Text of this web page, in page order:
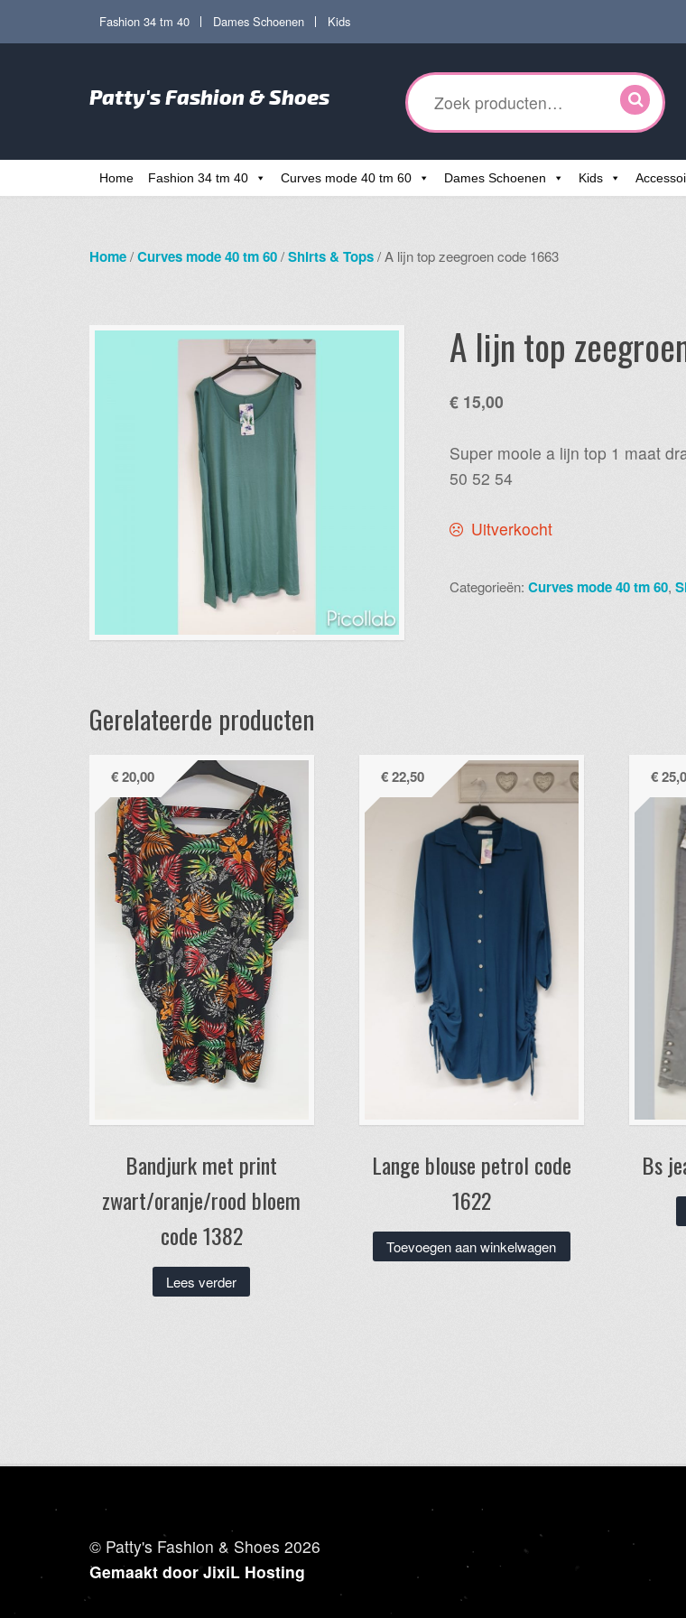
Ga
navigatie
Ga
de
inhoud
Fashion 34 tm 40 Dames Schoenen Kids
Patty's Fashion & Shoes
Zoeken
naar:
Home Fashion 34 tm 40 Curves mode 40 tm 60 Dames Schoenen Kids
Home/Curves mode 40 tm 60/Shirts & Tops/ A lijn top zeegroen code 1663
A lijn top
€15,00
Super mooie a lijn top 1 maat
50 52 54
Uitverkocht
Categorieën: Curves mode 40 tm 60,
Gerelateerde producten
Bandjurk met print
zwart/oranje/rood bloem
code 1382
€20,00
Lees verder
Lange blouse petrol code
1622
€22,50
Toevoegen aan winkelwagen
Bs
€
© Patty's Fashion & Shoes 2026
Gemaakt door JixiL Hosting